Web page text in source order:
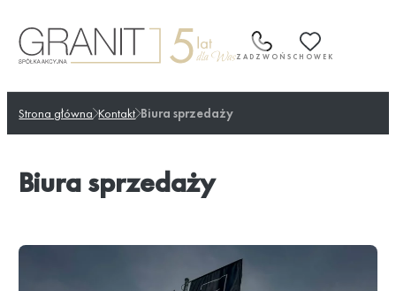
do
treści
ZADZWOŃ SCHOWEK
Strona główna Kontakt Biura sprzedaży
Biura sprzedaży